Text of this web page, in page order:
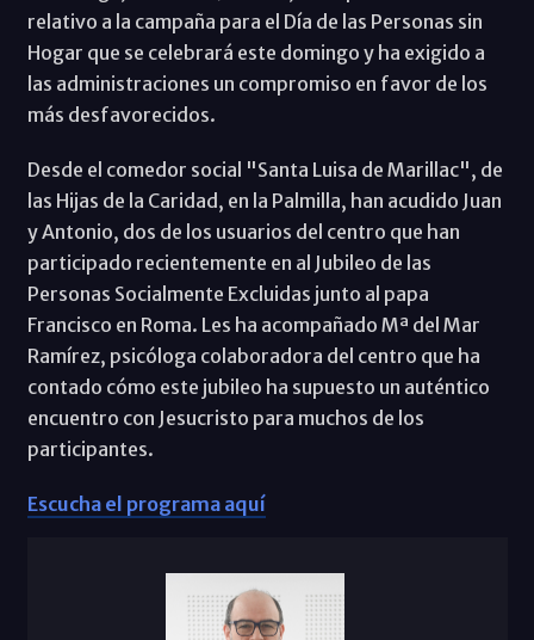
relativo a la campaña para el Día de las Personas sin
Hogar que se celebrará este domingo y ha exigido a
las administraciones un compromiso en favor de los
más desfavorecidos.
Desde el comedor social "Santa Luisa de Marillac", de
las Hijas de la Caridad, en la Palmilla, han acudido Juan
y Antonio, dos de los usuarios del centro que han
participado recientemente en al Jubileo de las
Personas Socialmente Excluidas junto al papa
Francisco en Roma. Les ha acompañado Mª del Mar
Ramírez, psicóloga colaboradora del centro que ha
contado cómo este jubileo ha supuesto un auténtico
encuentro con Jesucristo para muchos de los
participantes.
Escucha el programa aquí